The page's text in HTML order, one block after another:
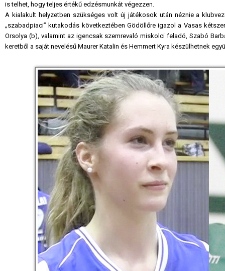
is telhet, hogy teljes értékű edzésmunkát végezzen.
A kialakult helyzetben szükséges volt új játékosok után néznie a
„szabadpiaci” kutakodás következtében Gödöllőre igazol a Vasas
Orsolya (b), valamint az igencsak szemrevaló miskolci feladó, Szabó
keretből a saját nevelésű Maurer Katalin és Hemmert Kyra készülhetnek